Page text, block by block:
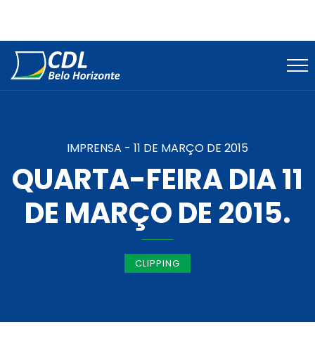
IMPRENSA - 11 DE MARÇO DE 2015
QUARTA-FEIRA DIA 11
DE MARÇO DE 2015.
CLIPPING